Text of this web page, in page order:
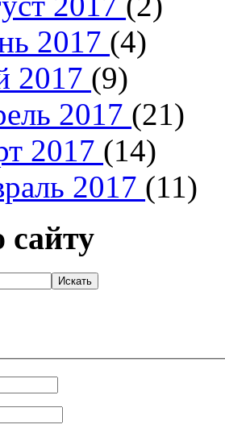
2017 (4)
2017 (9)
2017 (21)
2017 (14)
2017 (11)